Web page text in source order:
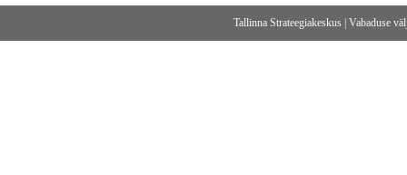
Tallinna Strateegiakeskus Vabaduse